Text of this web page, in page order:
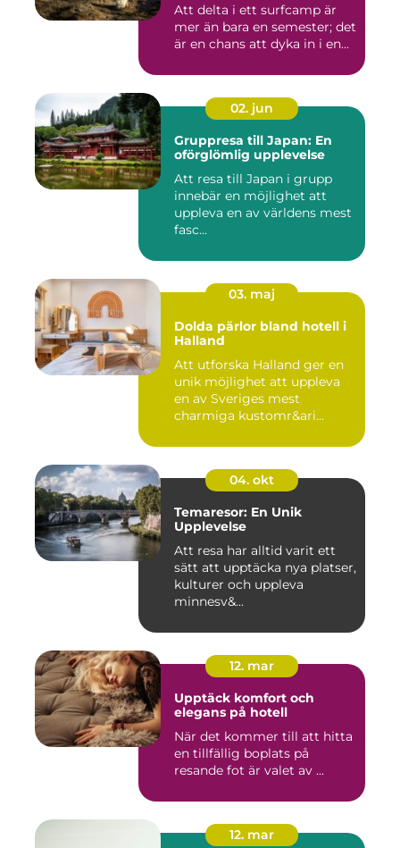
Att delta i ett surfcamp är
mer än bara en semester; det
är en chans att dyka in i en...
02. jun
Gruppresa till Japan: En
oförglömlig upplevelse
Att resa till Japan i grupp
innebär en möjlighet att
uppleva en av världens mest
fasc...
03. maj
Dolda pärlor bland hotell i
Halland
Att utforska Halland ger en
unik möjlighet att uppleva
en av Sveriges mest
charmiga kustomr&ari...
04. okt
Temaresor: En Unik
Upplevelse
Att resa har alltid varit ett
sätt att upptäcka nya platser,
kulturer och uppleva
minnesv&...
12. mar
Upptäck komfort och
elegans på hotell
När det kommer till att hitta
en tillfällig boplats på
resande fot är valet av ...
12. mar